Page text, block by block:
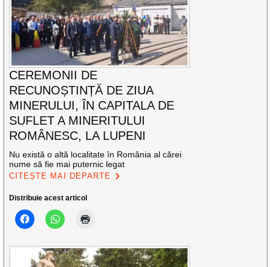
CEREMONII DE
RECUNOȘTINȚĂ DE ZIUA
MINERULUI, ÎN CAPITALA DE
SUFLET A MINERITULUI
ROMÂNESC, LA LUPENI
Nu există o altă localitate în România al cărei
nume să fie mai puternic legat
CITEȘTE MAI DEPARTE
Distribuie acest articol